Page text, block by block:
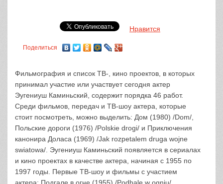
Нравится
Поделиться
Фильмография и список ТВ-, кино проектов, в которых
принимал участие или участвует сегодня актер
Эугениуш Каминьский, содержит порядка 46 работ.
Среди фильмов, передач и ТВ-шоу актера, которые
стоит посмотреть, можно выделить: Дом (1980) /Dom/,
Польские дороги (1976) /Polskie drogi/ и Приключения
канонира Доласа (1969) /Jak rozpetalem druga wojne
swiatowa/. Эугениуш Каминьский появляется в сериалах
и кино проектах в качестве актера, начиная с 1955 по
1997 годы. Первые ТВ-шоу и фильмы с участием